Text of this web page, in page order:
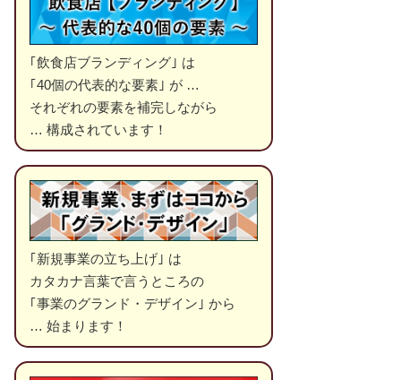
｢飲食店ブランディング｣ は
｢40個の代表的な要素｣ が …
それぞれの要素を補完しながら
… 構成されています！
｢新規事業の立ち上げ｣ は
カタカナ言葉で言うところの
｢事業のグランド・デザイン｣ から
… 始まります！